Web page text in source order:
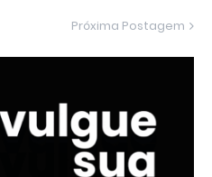
Próxima Postagem